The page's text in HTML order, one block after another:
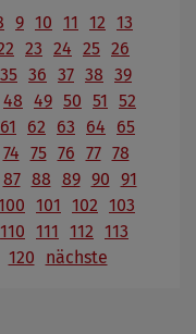
9 10 11 12 13
23 24 25 26
35 36 37 38 39
48 49 50 51
52
61 62 63 64
65
74 75 76 77 78
87 88 89 90 91
101 102 103
110 111 112 113
120 nächste